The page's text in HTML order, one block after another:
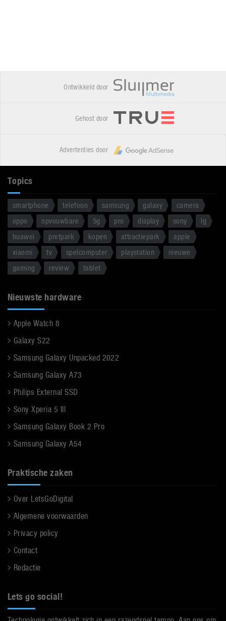
Ontwikkeld door
Gehost door
Advertenties door
Topics
smartphone telefoon samsung galaxy
camera
oppo
opvouwbare 5g pro display sony
lg
huawei
pretpark kopen attractiepark
apple
xiaomi
tv spelcomputer playstation
nieuwe
gaming
review tablet
Nieuwste hardware
Apple Watch 8
Galaxy S22
Samsung Galaxy Unpacked 2022
Samsung Galaxy A73
Philips External SSD
Sony Xperia 5 III
Samsung Galaxy Book 2 Pro
Samsung Galaxy A54
Praktische zaken
Over LetsGoDigital
Algemene voorwaarden
Privacy policy
Contact
Redactie
Lets go social!